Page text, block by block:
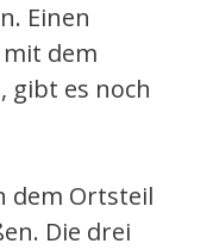
Einen
dem
gibt es noch
dem Ortsteil
Die drei